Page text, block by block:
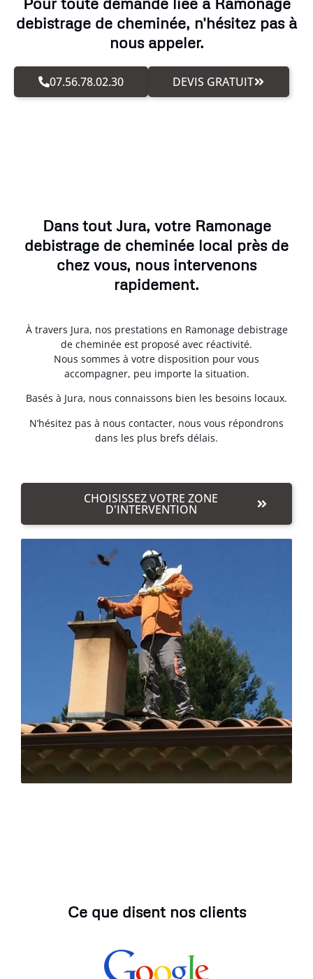
debistrage de cheminée, n'hésitez pas à
nous appeler.
07.56.78.02.30 DEVIS GRATUIT
Dans tout Jura, votre Ramonage
debistrage de cheminée local près de
chez vous, nous intervenons
rapidement.
À travers Jura, nos prestations en Ramonage debistrage
de cheminée est proposé avec réactivité.
Nous sommes à votre disposition pour vous
accompagner, peu importe la situation.
Basés à Jura, nous connaissons bien les besoins locaux.
N’hésitez pas à nous contacter, nous vous répondrons
dans les plus brefs délais.
CHOISISSEZ VOTRE ZONE
D'INTERVENTION
Ce que disent nos clients